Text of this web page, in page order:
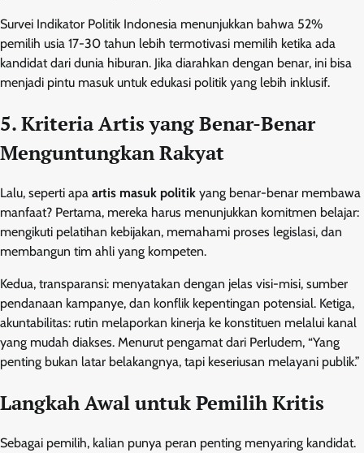
Survei Indikator Politik Indonesia menunjukkan bahwa 52%
pemilih usia 17-30 tahun lebih termotivasi memilih ketika ada
kandidat dari dunia hiburan. Jika diarahkan dengan benar, ini bisa
menjadi pintu masuk untuk edukasi politik yang lebih inklusif.
5. Kriteria Artis yang Benar-Benar
Menguntungkan Rakyat
Lalu, seperti apa artis masuk politik yang benar-benar membawa
manfaat? Pertama, mereka harus menunjukkan komitmen belajar:
mengikuti pelatihan kebijakan, memahami proses legislasi, dan
membangun tim ahli yang kompeten.
Kedua, transparansi: menyatakan dengan jelas visi-misi, sumber
pendanaan kampanye, dan konflik kepentingan potensial. Ketiga,
akuntabilitas: rutin melaporkan kinerja ke konstituen melalui kanal
yang mudah diakses. Menurut pengamat dari Perludem, “Yang
penting bukan latar belakangnya, tapi keseriusan melayani publik.”
Langkah Awal untuk Pemilih Kritis
Sebagai pemilih, kalian punya peran penting menyaring kandidat.